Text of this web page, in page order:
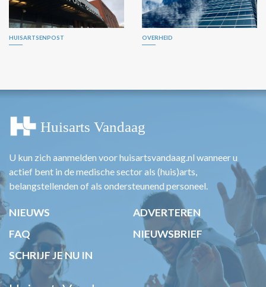
HUISARTSENPOST OVERHEID
U kun zich aanmelden voor huisartsvandaag.nl wanneer u
actief bent in de medische sector als (huis)arts,
belangstellenden of als ondersteunend personeel.
NIEUWS
ADVERTEREN
FAQ
NIEUWSBRIEF
SCHRIJF JE NU IN